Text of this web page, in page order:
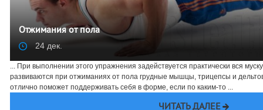
Отжимания от пола
24 дек.
... При выполнении этого упражнения задействуется практически вся
развиваются при отжиманиях от пола грудные мышцы, трицепсы и
отлично поможет поддерживать себя в форме, если по каким-то ...
ЧИТАТЬ ДАЛЕЕ